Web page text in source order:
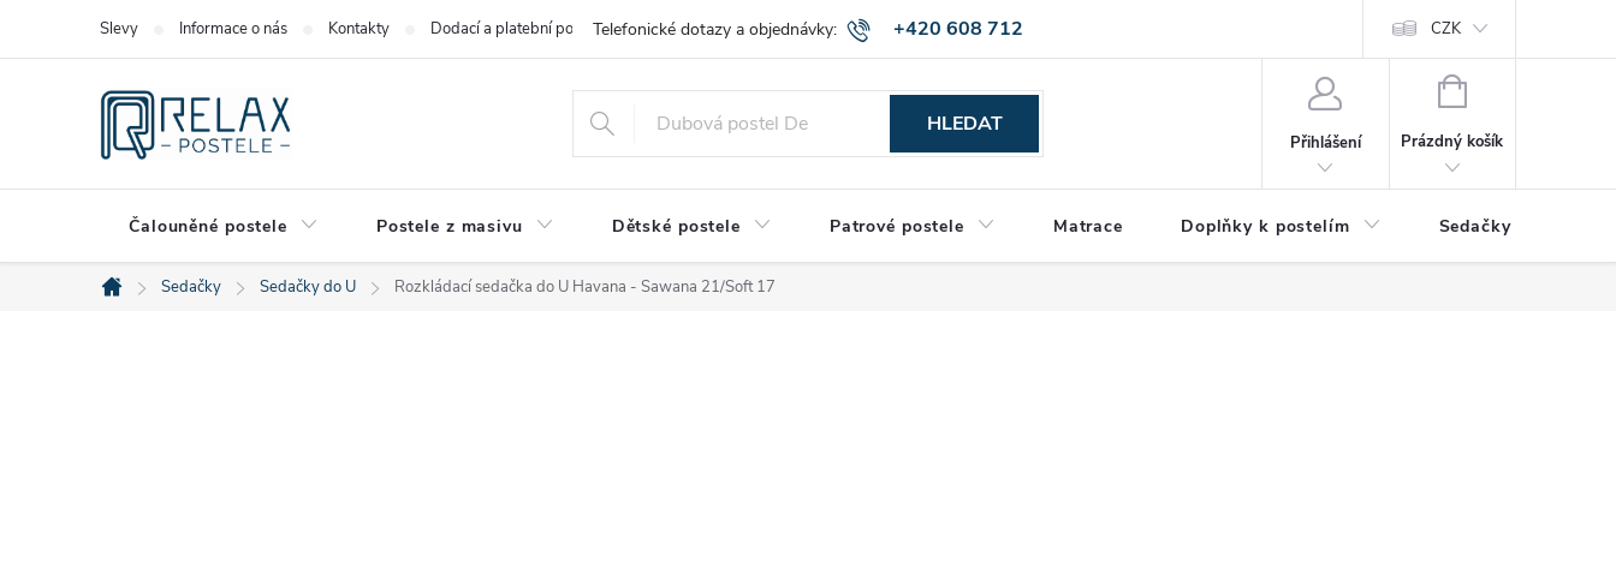
+420 608 712
515
Slevy Informace o nás Kontakty Dodací a platební podmínky Obchodní podmínky Montáž a výnos zboží Podmínky ochrany osobních údajů
CZK
HLEDAT
Přihlášení
NÁKUPNÍ
Prázdný košík
Čalouněné postele Postele z masivu Dětské postele Patrové postele Matrace Doplňky k postelím Sedačky
Domů
Sedačky Sedačky do U Rozkládací sedačka do U Havana - Sawana 21/Soft 17